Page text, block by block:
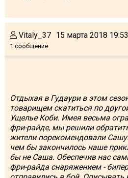
Vitaly_37
1 сообщение
15 марта 2018 19:53
Отдыхая в Гудаури в этом
товарищем скатиться по
Ущелье Коби. Имея весьма
фри-райде, мы решили
жители порекомендовали
чем бы закончилось наше
бы не Саша. Обеспечив нас
фри-райда снаряжением -